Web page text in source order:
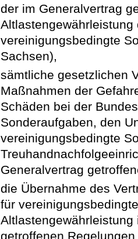
der im Generalvertrag
vereinigungsbedingte
Sachsen),
sämtliche gesetzlichen
Maßnahmen der
Schäden bei der
Sonderaufgaben, den
vereinigungsbedingte
Generalvertrag
die Übernahme des
für
getroffenen